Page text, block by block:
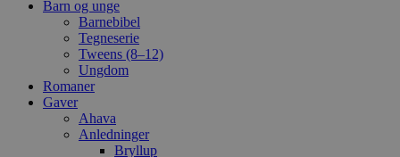
Barn og unge
Barnebibel
Tegneserie
Tweens (8–12)
Ungdom
Romaner
Gaver
Ahava
Anledninger
Bryllup